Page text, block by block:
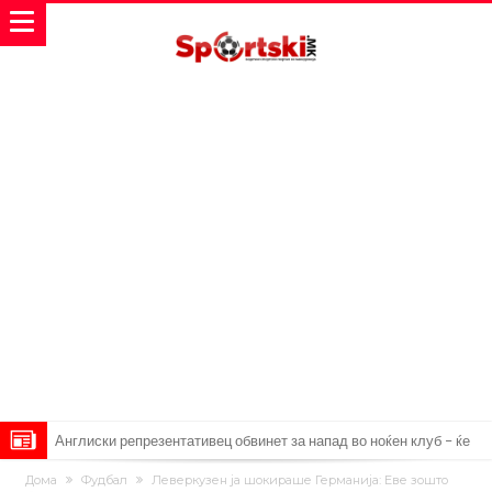
Дилеми повеќе нема: Познато е кога Родри ќе стане новиот
фудбалер на Барселона
Ливерпул и Арсенал влегуваат во „војна“ поради фудбалер
Дома Фудбал
Леверкузен ја шокираше Германија: Еве зошто